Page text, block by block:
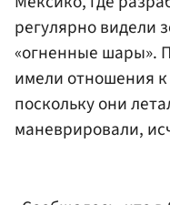
регулярно видели
«огненные шары».
имели отношения
поскольку они
маневрировали,